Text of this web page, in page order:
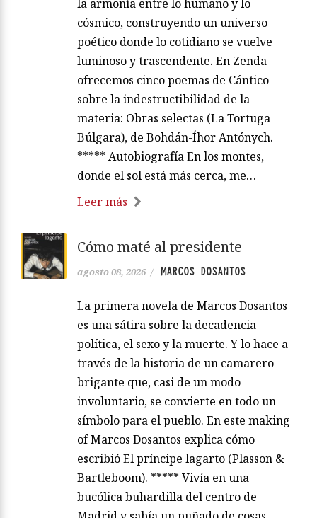
la armonía entre lo humano y lo
cósmico, construyendo un universo
poético donde lo cotidiano se vuelve
luminoso y trascendente. En Zenda
ofrecemos cinco poemas de Cántico
sobre la indestructibilidad de la
materia: Obras selectas (La Tortuga
Búlgara), de Bohdán-Íhor Antónych.
***** Autobiografía En los montes,
donde el sol está más cerca, me…
Leer más
Cómo maté al presidente
agosto 08, 2026 / MARCOS DOSANTOS
La primera novela de Marcos Dosantos
es una sátira sobre la decadencia
política, el sexo y la muerte. Y lo hace a
través de la historia de un camarero
brigante que, casi de un modo
involuntario, se convierte en todo un
símbolo para el pueblo. En este making
of Marcos Dosantos explica cómo
escribió El príncipe lagarto (Plasson &
Bartleboom). ***** Vivía en una
bucólica buhardilla del centro de